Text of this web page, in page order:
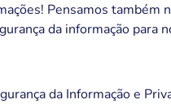
Pensamos também
da informação para
da Informação e